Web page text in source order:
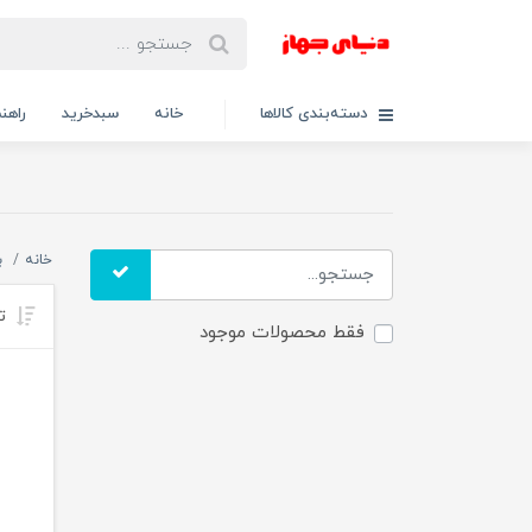
دسته‌بندی کالاها خانه سبدخرید
فقط محصولات موجود
خانه